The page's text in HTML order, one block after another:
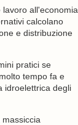
all'economia,
calcolano
e distribuzione
pratici se
tempo fa e
idroelettrica degli